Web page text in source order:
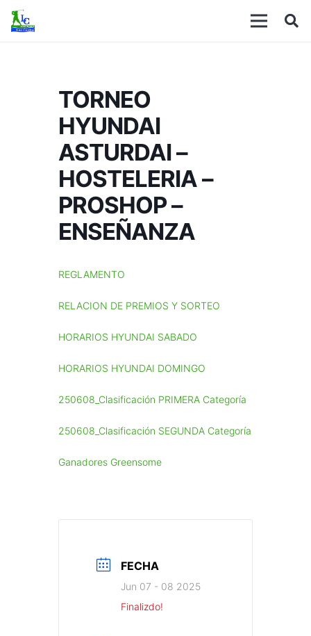
TORNEO
HYUNDAI
ASTURDAI –
HOSTELERIA –
PROSHOP –
ENSEÑANZA
REGLAMENTO
RELACION DE PREMIOS Y SORTEO
HORARIOS HYUNDAI SABADO
HORARIOS HYUNDAI DOMINGO
250608_Clasificación PRIMERA Categoría
250608_Clasificación SEGUNDA Categoría
Ganadores Greensome
FECHA
Jun 07 - 08 2025
Finalizdo!